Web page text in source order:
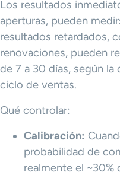
Los resultados
aperturas, pueden
resultados retardados,
renovaciones, pueden
de 7 a 30 días, según
ciclo de ventas.
Qué controlar:
Calibración:
probabilidad de
realmente el ~30%